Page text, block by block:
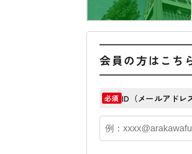
会員の方はこち
必須 ID（メールアドレ